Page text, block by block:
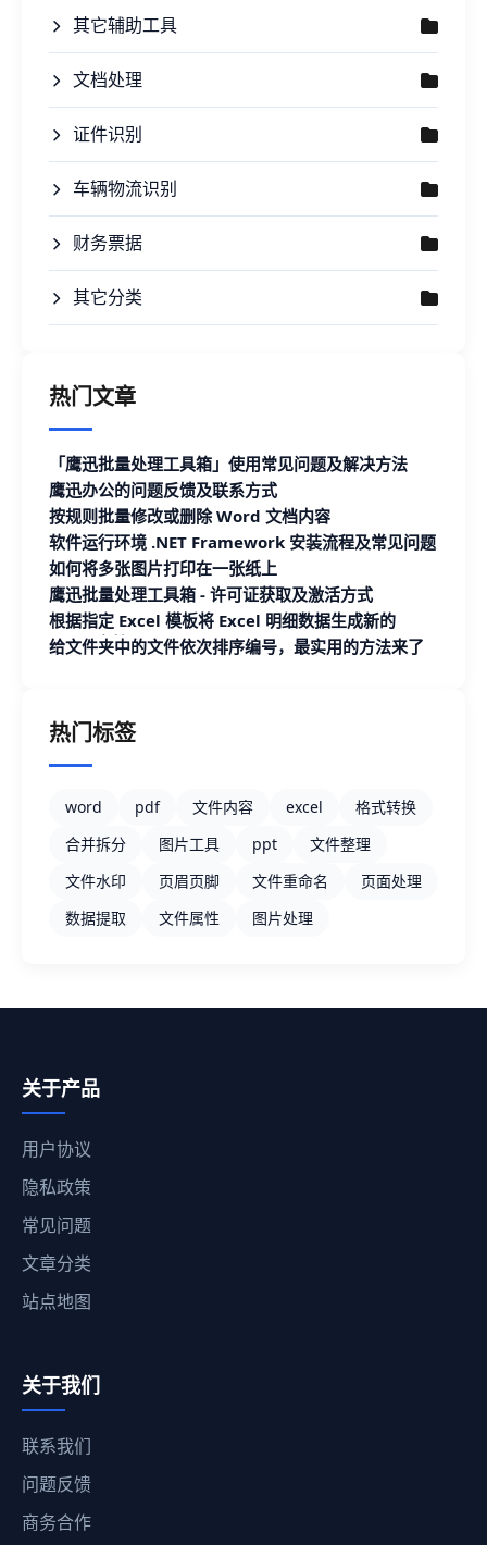
其它辅助工具
文档处理
证件识别
车辆物流识别
财务票据
其它分类
热门文章
「鹰迅批量处理工具箱」使用常见问题及解决方法
鹰迅办公的问题反馈及联系方式
按规则批量修改或删除 Word 文档内容
软件运行环境 .NET Framework 安装流程及常见问题
如何将多张图片打印在一张纸上
鹰迅批量处理工具箱 - 许可证获取及激活方式
根据指定 Excel 模板将 Excel 明细数据生成新的
Excel 文档
给文件夹中的文件依次排序编号，最实用的方法来了
热门标签
word pdf 文件内容 excel
格式转换
合并拆分
图片工具 ppt
文件整理
文件水印
页眉页脚 文件重命名
页面处理
数据提取
文件属性 图片处理
关于产品
用户协议
隐私政策
常见问题
文章分类
站点地图
关于我们
联系我们
问题反馈
商务合作